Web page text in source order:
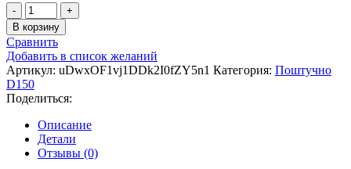
Количество
товара
FESTOOL
Шлифовальные
круги
Granat
STF
D150/48
P240
GR
1шт
В корзину
Сравнить
Добавить в список желаний
Артикул: uDwxOF1vj1DDk2I0fZY5n1 Категория: Поштучно
D150
Поделиться:
Описание
Детали
Отзывы (0)